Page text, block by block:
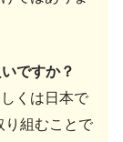
ですか？
くは日本で
り組むことで